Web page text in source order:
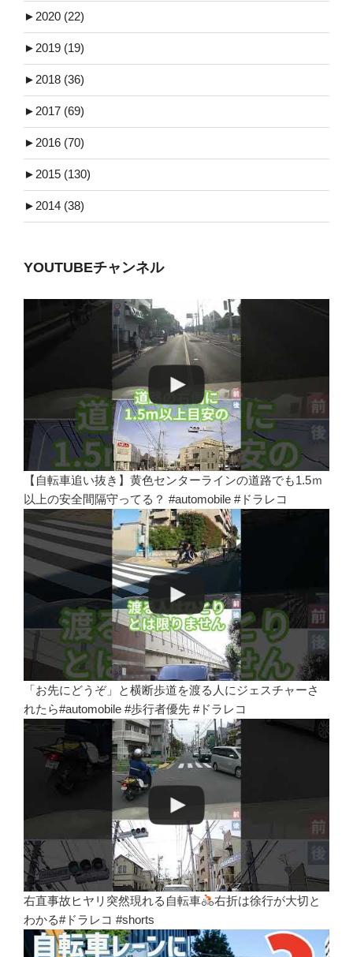
► 2020 (22)
► 2019 (19)
► 2018 (36)
► 2017 (69)
► 2016 (70)
► 2015 (130)
► 2014 (38)
YOUTUBEチャンネル
【自転車追い抜き】黄色センターラインの道路でも1.5ｍ
以上の安全間隔守ってる？ #automobile #ドラレコ
「お先にどうぞ」と横断歩道を渡る人にジェスチャーさ
れたら#automobile #歩行者優先 #ドラレコ
右直事故ヒヤリ突然現れる自転車
右折は徐行が大切と
わかる#ドラレコ #shorts